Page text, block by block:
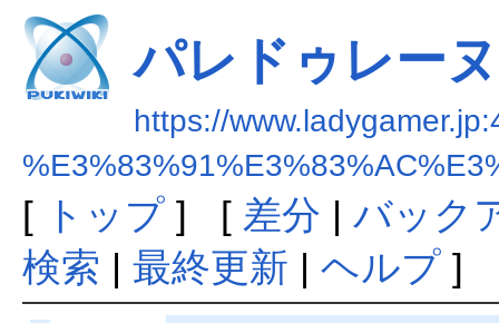
パレドゥレー
https://
[ トップ] [ 差分 | バック
検索 | 最終更新 | ヘルプ]